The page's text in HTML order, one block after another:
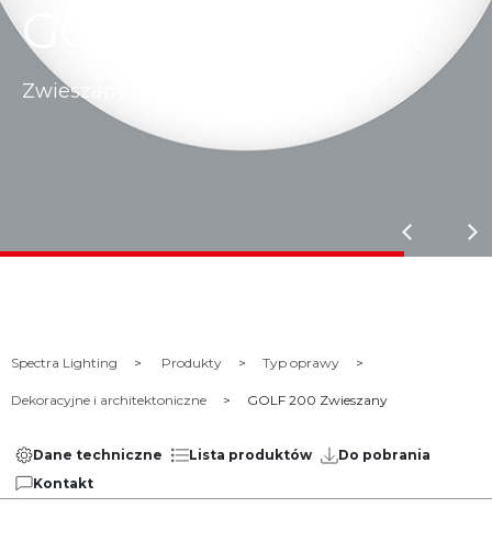
GOLF 200
Zwieszany
Spectra Lighting Produkty Typ oprawy
Dekoracyjne i architektoniczne GOLF 200 Zwieszany
Dane techniczne Lista produktów
Do pobrania
Kontakt